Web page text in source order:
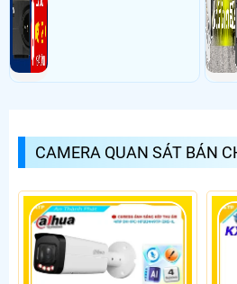
CAMERA QUAN SÁT BÁN